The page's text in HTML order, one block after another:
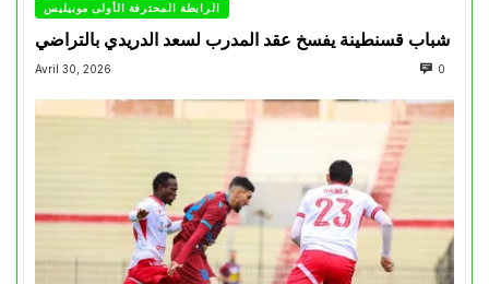
الرابطة المحترفة الأولى موبيليس
شباب قسنطينة يفسخ عقد المدرب لسعد الدريدي بالتراضي
Avril 30, 2026 0